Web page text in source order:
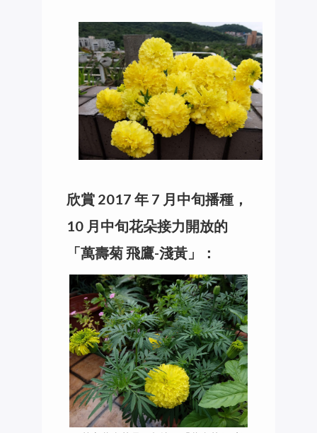
欣賞 2017 年 7 月中旬播種，
10 月中旬花朵接力開放的
「萬壽菊 飛鷹-淺黃」：